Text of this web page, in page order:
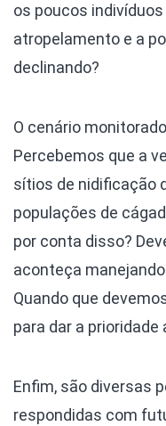
os poucos
atropelamento e a
declinando?
O cenário
Percebemos que a
sítios de nidificação
populações de
por conta disso?
aconteça
Quando que
para dar a prioridade
Enfim, são diversas
respondidas com